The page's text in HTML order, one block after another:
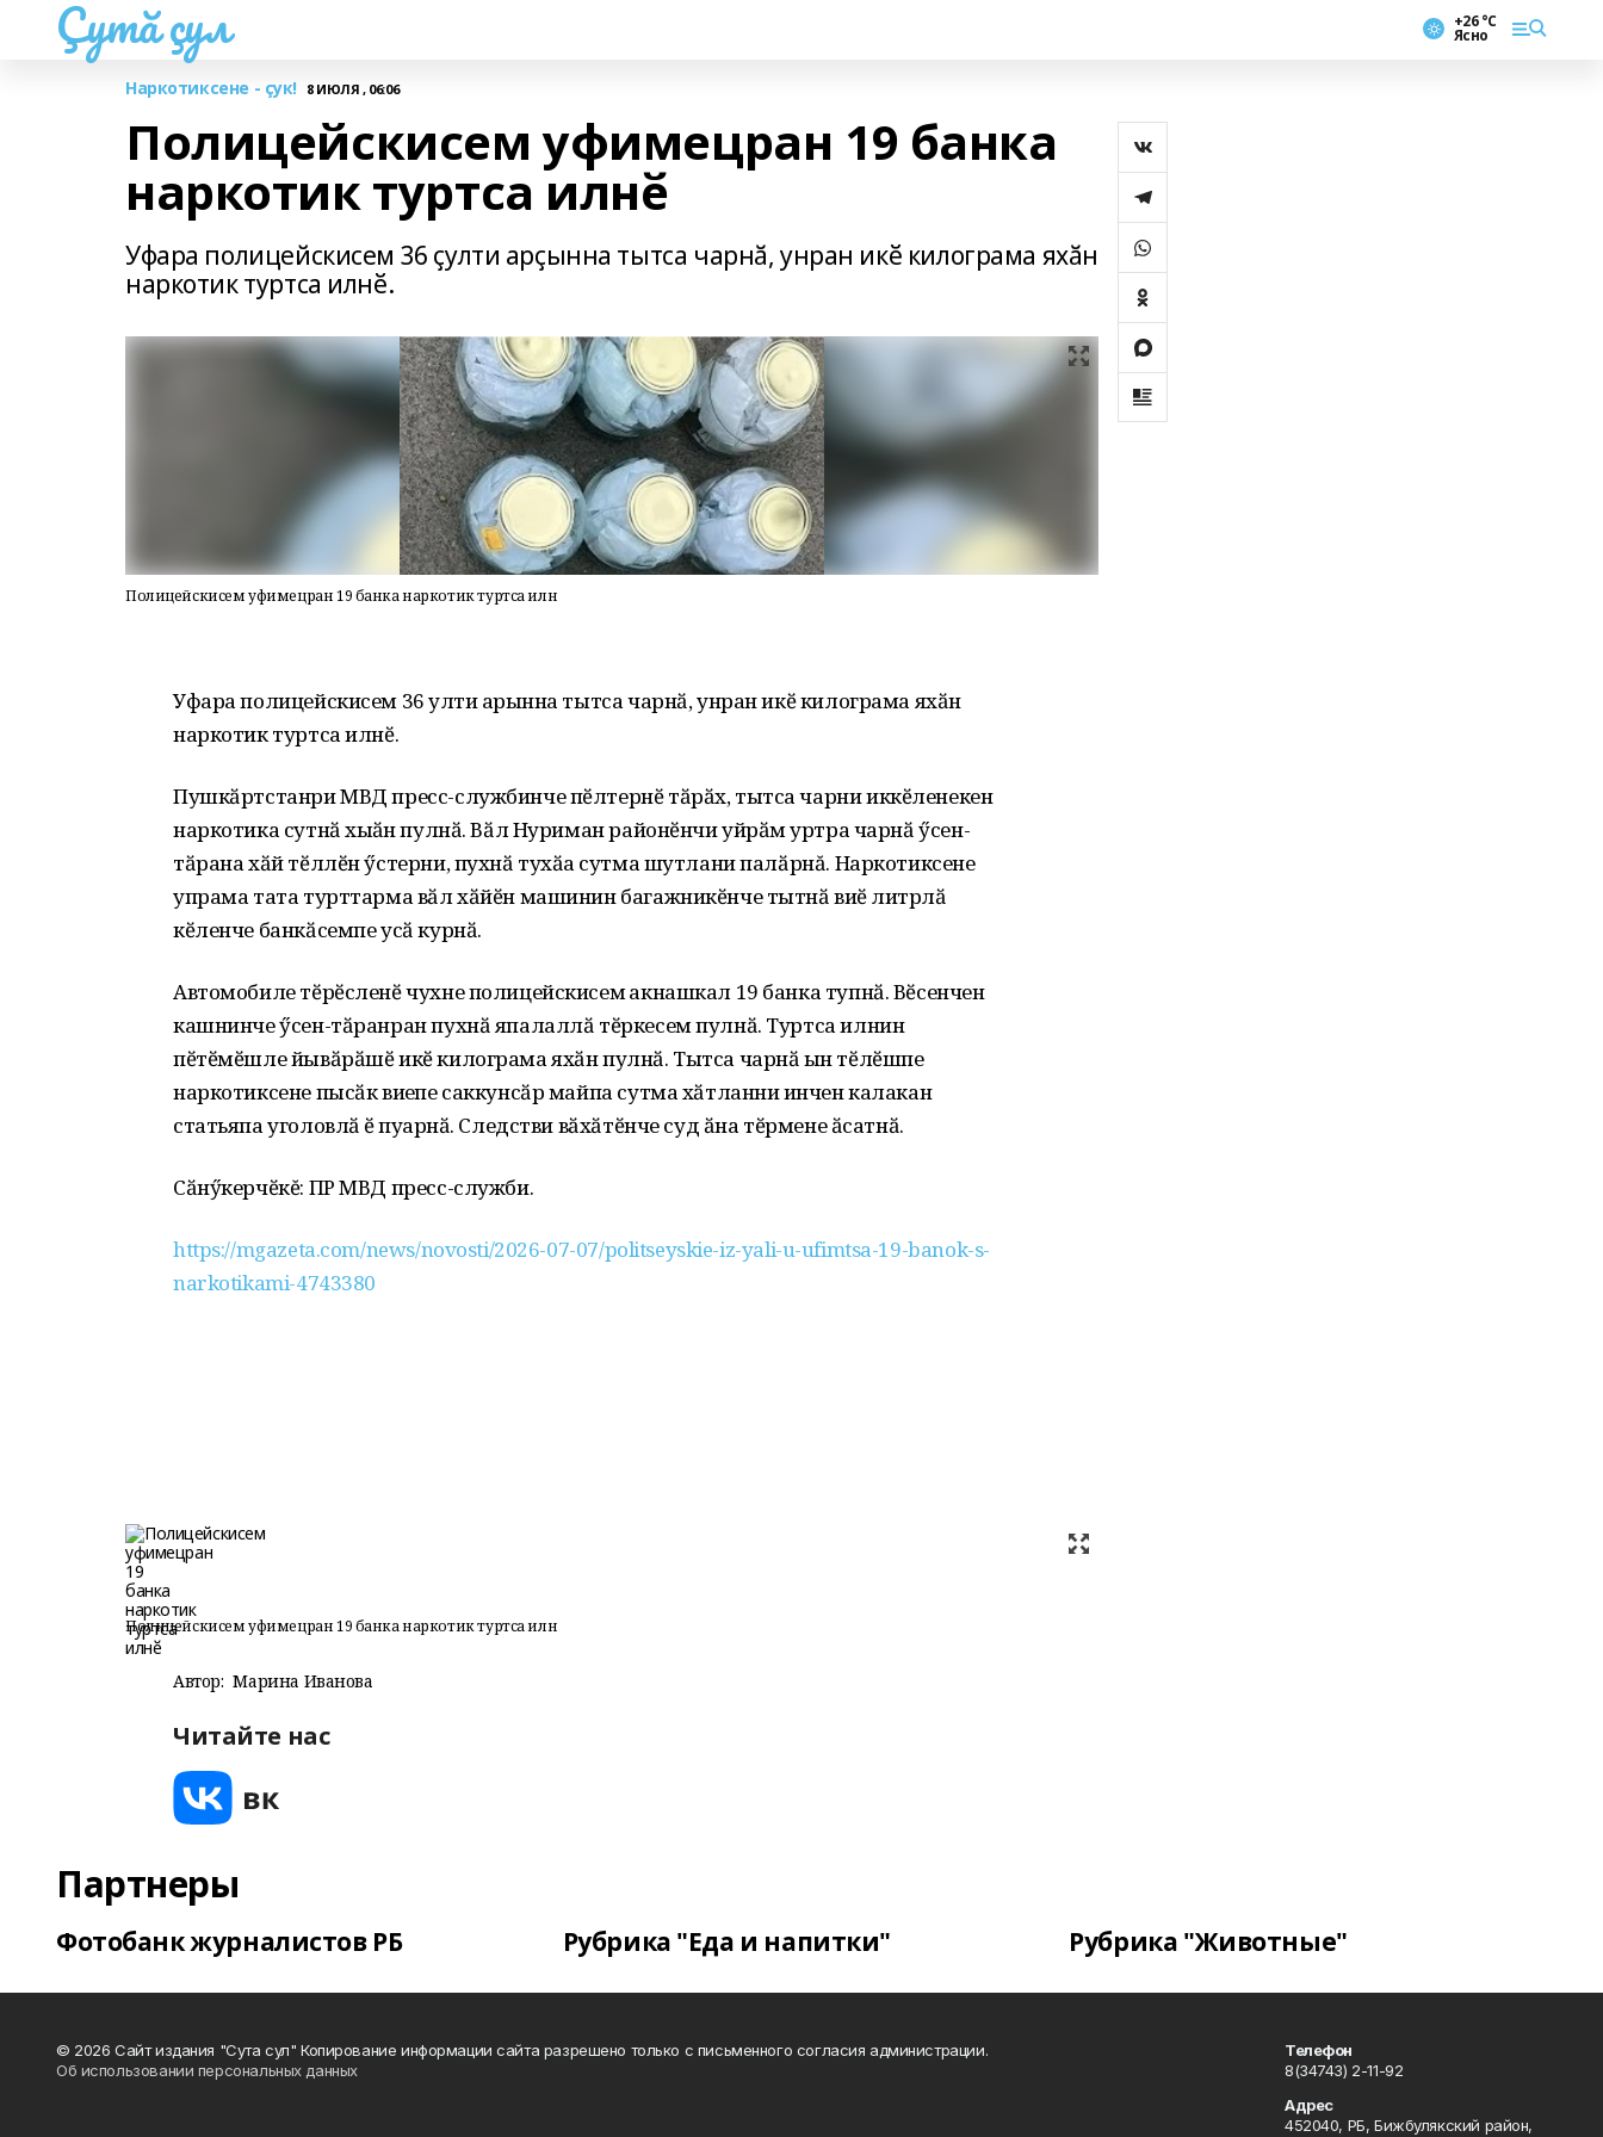
Çутă çул +26 °С
Ясно
Наркотиксене - çук! 8 ИЮЛЯ , 06:06
Полицейскисем уфимецран 19 банка
наркотик туртса илнӗ
Уфара полицейскисем 36 ҫулти арҫынна тытса чарнӑ, унран икӗ килограма яхӑн
наркотик туртса илнӗ.
Полицейскисем уфимецран 19 банка наркотик туртса илнӗ
Уфара полицейскисем 36 ҫулти арҫынна тытса чарнӑ, унран икӗ килограма яхӑн
наркотик туртса илнӗ.
Пушкӑртстанри МВД пресс-службинче пӗлтернӗ тӑрӑх, тытса чарни иккӗленекен
наркотика сутнӑ хыҫҫӑн пулнӑ. Вӑл Нуриман районӗнчи уйрӑм ҫуртра чарнӑ ӳсен-
тӑрана хӑй тӗллӗн ӳстерни, пухнӑ тухӑҫа сутма шутлани палӑрнă. Наркотиксене
упрама тата турттарма вӑл хӑйӗн машинин багажникӗнче тытнӑ виҫӗ литрлӑ
кӗленче банкӑсемпе усӑ курнӑ.
Автомобиле тӗрӗсленӗ чухне полицейскисем ҫакнашкал 19 банка тупнӑ. Вӗсенчен
кашнинче ӳсен-тӑранран пухнӑ япалаллӑ тӗркесем пулнӑ. Туртса илнин
пӗтӗмӗшле йывӑрӑшӗ икӗ килограма яхӑн пулнӑ. Тытса чарнӑ ҫын тӗлӗшпе
наркотиксене пысӑк виҫепе саккунсӑр майпа сутма хӑтланни ҫинчен калакан
статьяпа уголовлӑ ӗҫ пуҫарнӑ. Следстви вӑхӑтӗнче суд ӑна тӗрмене ӑсатнӑ.
Сӑнӳкерчӗкĕ: ПР МВД пресс-служби.
https://mgazeta.com/news/novosti/2026-07-07/politseyskie-iz-yali-u-ufimtsa-19-banok-s-
narkotikami-4743380
Полицейскисем уфимецран 19 банка наркотик туртса илнӗ
Автор: Марина Иванова
Читайте нас
Партнеры
Фотобанк журналистов РБ Рубрика "Еда и напитки" Рубрика "Животные"
© 2026 Сайт издания "Сута сул" Копирование информации сайта разрешено только с письменного согласия администрации.
Об использовании персональных данных
Телефон
8(34743) 2-11-92
Адрес
452040, РБ, Бижбулякский район,